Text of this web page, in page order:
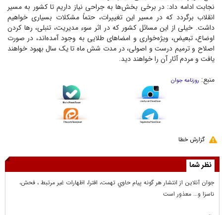
نجابت ادامه داد: در برخی بخش‌ها به جراحی نیاز داریم تا کشور به مسیر
انقلاب برگردد که در مسیر این تغییرات، حتماً مشکلات بسیاری خواهیم
داشت. خیلی از این مسائل کشور که در اثر سوء مدیریت، تنبلی، ر‌ها کردن
اوضاع، تبعیض، ویژه‌خواری و امضا‌های طلایی به وجود آمده‌اند، در صورت
اصلاح و ترمیم درست و اصولی، در مدت شش ماه تا یک سال بهبود خواهند
یافت و مردم آثار آن را خواهند دید.
منبع: روزنامه جوان
گزارش خطا
نظر شما
جوان آنلاين از انتشار هر گونه پيام حاوي تهمت، افترا، اظهارات غير مرتبط ، فحش،
ناسزا و... معذور است